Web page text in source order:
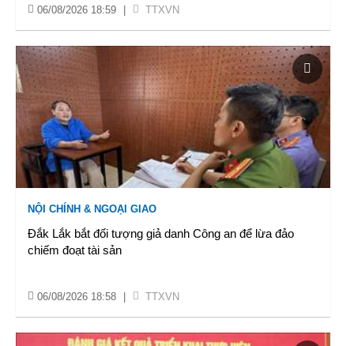
06/08/2026 18:59 TTXVN
NỘI CHÍNH & NGOẠI GIAO
Đắk Lắk bắt đối tượng giả danh Công an để lừa đảo
chiếm đoạt tài sản
06/08/2026 18:58 TTXVN